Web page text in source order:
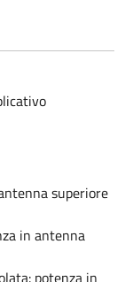
superiore
in antenna
potenza in